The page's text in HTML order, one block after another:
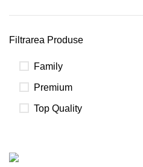
Filtrarea Produse
Family
Premium
Top Quality